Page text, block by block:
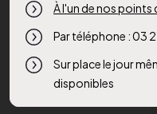
À l'un de nos
Par téléphone : 03
Sur place le jour
disponibles